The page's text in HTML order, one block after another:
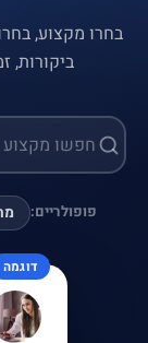
בחרו מקצוע,
ביקורות,
פופולריים:
דוגמה